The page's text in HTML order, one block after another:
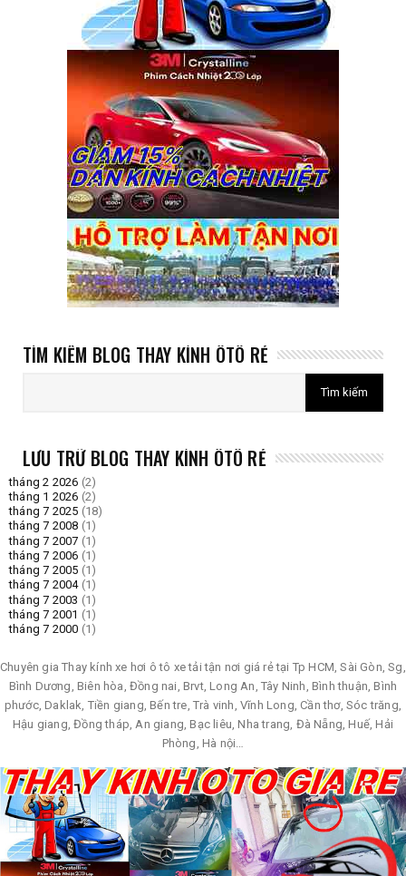
TÌM KIẾM BLOG THAY KÍNH ÔTÔ RẺ
LƯU TRỮ BLOG THAY KÍNH ÔTÔ RẺ
tháng 2 2026 (2)
tháng 1 2026 (2)
tháng 7 2025 (18)
tháng 7 2008 (1)
tháng 7 2007 (1)
tháng 7 2006 (1)
tháng 7 2005 (1)
tháng 7 2004(1)
tháng 7 2003 (1)
tháng 7 2001 (1)
tháng 7 2000 (1)
Chuyên gia Thay kính xe hơi ô tô xe tải tận nơi giá rẻ tại Tp HCM, Sài Gòn, Sg,
Bình Dương, Biên hòa, Đồng nai, Brvt, Long An, Tây Ninh, Bình thuận, Bình
phước, Daklak, Tiền giang, Bến tre, Trà vinh, Vĩnh Long, Cần thơ, Sóc trăng,
Hậu giang, Đồng tháp, An giang, Bạc liêu, Nha trang, Đà Nẵng, Huế, Hải
Phòng, Hà nội…